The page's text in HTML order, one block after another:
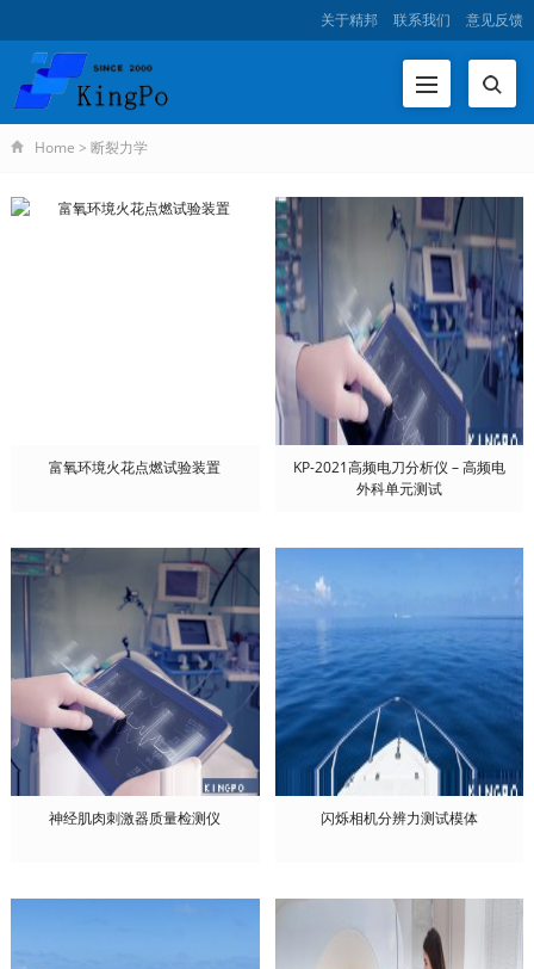
关于精邦 联系我们 意见反馈
Home > 断裂力学
富氧环境火花点燃试验装置
KP-2021高频电刀分析仪 – 高频电
外科单元测试
神经肌肉刺激器质量检测仪 闪烁相机分辨力测试模体